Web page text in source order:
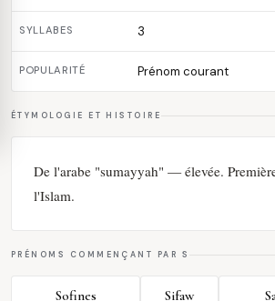
SYLLABES 3
POPULARITÉ Prénom courant
ÉTYMOLOGIE ET HISTOIRE
De l'arabe "sumayyah" — élevée.
l'Islam.
PRÉNOMS COMMENÇANT PAR S
Sofines Sifaw